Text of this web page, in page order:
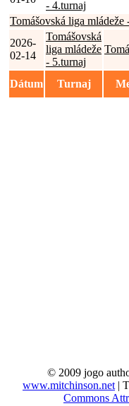
- 4.turnaj
Tomášovská liga mládeže
2026-
02-14
Tomášovská
liga mládeže
- 5.turnaj
Dátum Turnaj
© 2009 jogo
www.mitchinson.net |
Commons